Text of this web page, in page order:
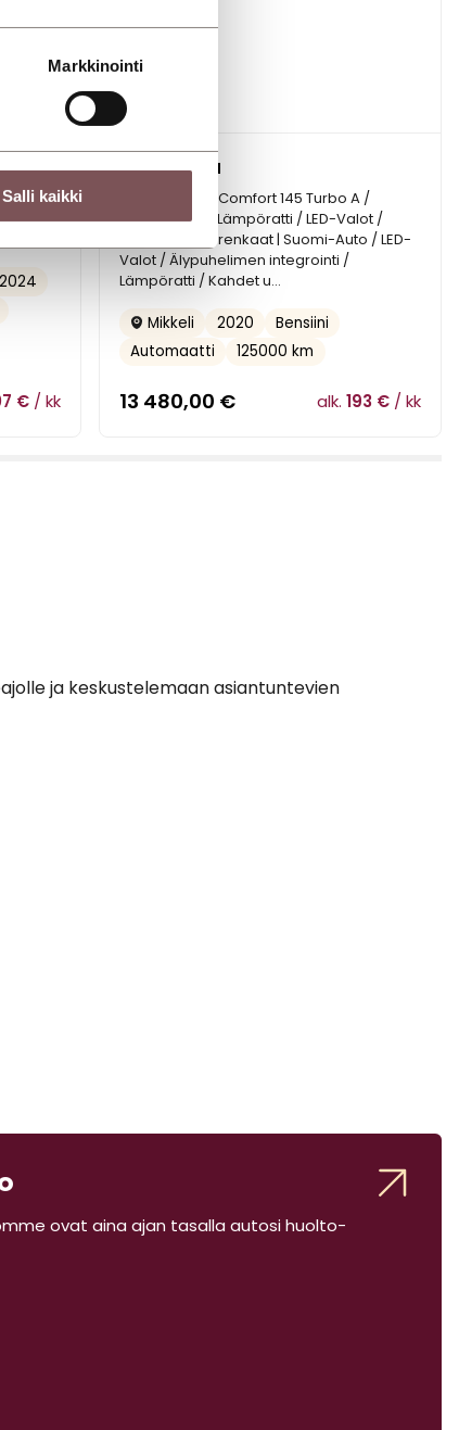
Markkinointi
Salli kaikki
|
2024
€ / kk
OPEL Astra
Sports Tourer Comfort 145 Turbo A /
Suomi-Auto / Lämpöratti / LED-Valot /
Kahdet uudet renkaat | Suomi-Auto / LED-
Valot / Älypuhelimen integrointi /
Lämpöratti / Kahdet u…
Mikkeli 2020
Bensiini
Automaatti
125000 km
13 480,00 € alk. 193 € / kk
ja keskustelemaan asiantuntevien
ovat aina ajan tasalla autosi huolto-